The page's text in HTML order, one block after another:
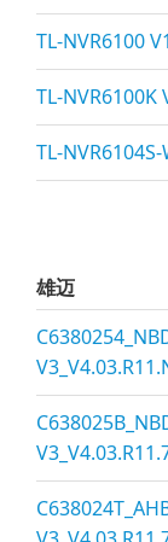
TL-NVR6100
TL-NVR6100K
TL-
雄迈